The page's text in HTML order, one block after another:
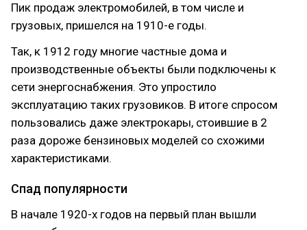
Пик продаж электромобилей, в том числе и
грузовых, пришелся на 1910-е годы.
Так, к 1912 году многие частные дома и
производственные объекты были подключены к
сети энергоснабжения. Это упростило
эксплуатацию таких грузовиков. В итоге спросом
пользовались даже электрокары, стоившие в 2
раза дороже бензиновых моделей со схожими
характеристиками.
Спад популярности
В начале 1920-х годов на первый план вышли